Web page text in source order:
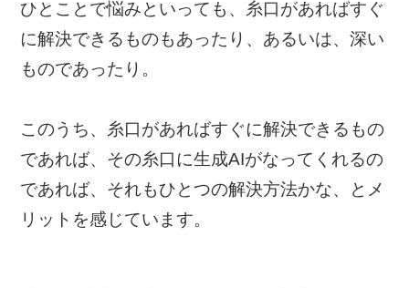
ひとことで悩みといっても、糸口があればすぐ
に解決できるものもあったり、あるいは、深い
ものであったり。
このうち、糸口があればすぐに解決できるもの
であれば、その糸口に生成AIがなってくれるの
であれば、それもひとつの解決方法かな、とメ
リットを感じています。